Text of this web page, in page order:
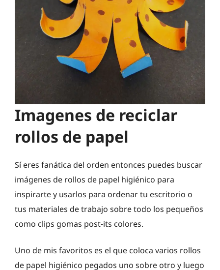
Imagenes de reciclar
rollos de papel
Sí eres fanática del orden entonces puedes buscar
imágenes de rollos de papel higiénico para
inspirarte y usarlos para ordenar tu escritorio o
tus materiales de trabajo sobre todo los pequeños
como clips gomas post-its colores.
Uno de mis favoritos es el que coloca varios rollos
de papel higiénico pegados uno sobre otro y luego